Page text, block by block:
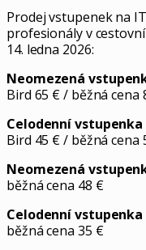
Prodej vstupenek na
profesionály v
14. ledna 2026:
Neomezená
Bird 65 € / běžná cena
Celodenní
Bird 45 € / běžná cena
Neomezená
běžná cena 48 €
Celodenní
běžná cena 35 €